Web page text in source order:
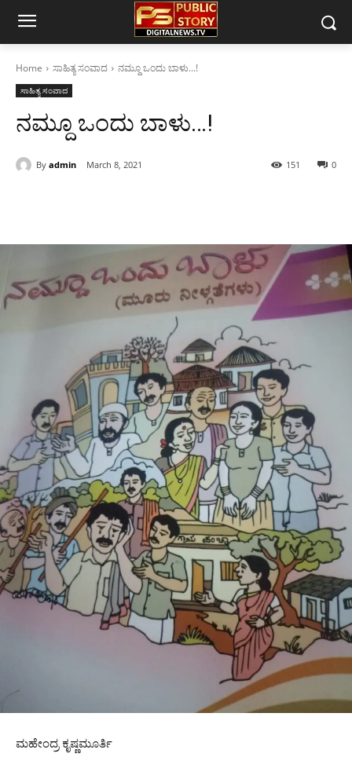
Home ಸಾಹಿತ್ಯ ಸಂವಾದ ನಮ್ದೂ ಒಂದು ಬಾಳು...!
ಸಾಹಿತ್ಯ ಸಂವಾದ
ನಮ್ದೂ ಒಂದು ಬಾಳು…!
By admin March 8, 2021 0
151
ಮಹೇಂದ್ರ ಕೃಷ್ಣಮೂರ್ತಿ